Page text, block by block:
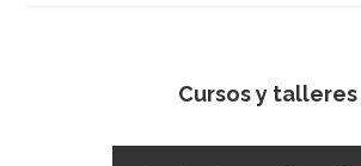
Cursos y talleres